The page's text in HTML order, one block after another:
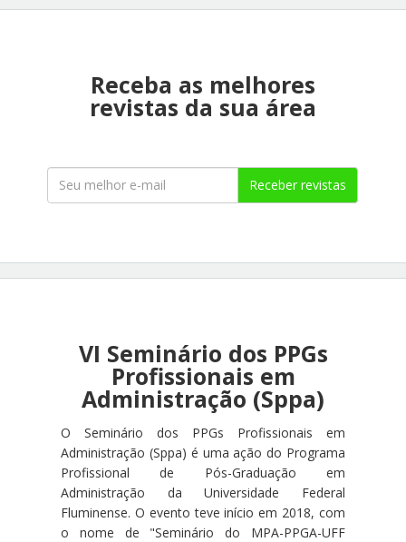
Receba as melhores
revistas da sua área
Receber revistas
VI Seminário dos PPGs
Profissionais em
Administração (Sppa)
O Seminário dos PPGs Profissionais em
Administração (Sppa) é uma ação do Programa
Profissional de Pós-Graduação em
Administração da Universidade Federal
Fluminense. O evento teve início em 2018, com
o nome de "Seminário do MPA-PPGA-UFF